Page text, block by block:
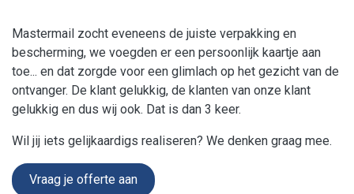
Mastermail zocht eveneens de juiste verpakking en
bescherming, we voegden er een persoonlijk kaartje aan
toe... en dat zorgde voor een glimlach op het gezicht van de
ontvanger. De klant gelukkig, de klanten van onze klant
gelukkig en dus wij ook. Dat is dan 3 keer.
Wil jij iets gelijkaardigs realiseren? We denken graag mee.
Vraag je offerte aan